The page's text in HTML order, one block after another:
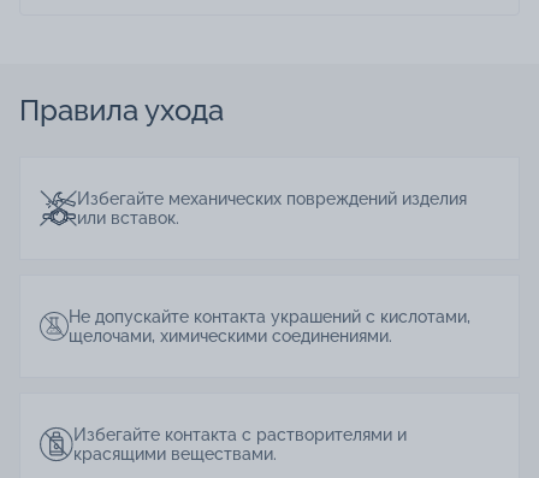
Правила ухода
Избегайте механических повреждений изделия
или вставок.
Не допускайте контакта украшений с кислотами,
щелочами, химическими соединениями.
Избегайте контакта с растворителями и
красящими веществами.